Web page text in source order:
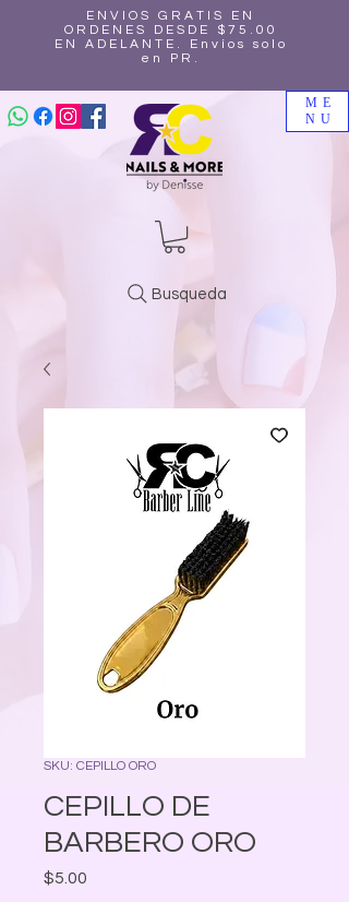
ENVIOS GRATIS EN
ORDENES DESDE $75.00
EN ADELANTE. Envíos solo
en PR.
ME
NU
Busqueda
SKU: CEPILLO ORO
CEPILLO DE
BARBERO ORO
$5.00